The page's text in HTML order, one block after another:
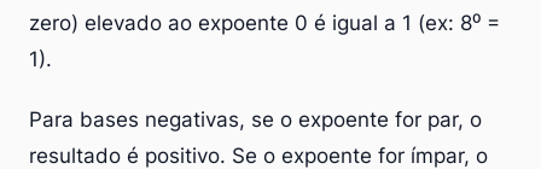
zero) elevado ao expoente 0 é igual a 1 (ex: 8⁰ =
1).
Para bases negativas, se o expoente for par, o
resultado é positivo. Se o expoente for ímpar, o